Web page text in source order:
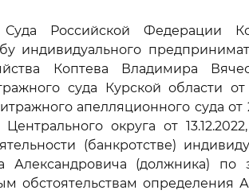
Суда Российской Федерации
индивидуального
Коптева Владимира
суда Курской области от
апелляционного суда от
округа от
(банкротстве)
Александровича (должника)
обстоятельствам определения